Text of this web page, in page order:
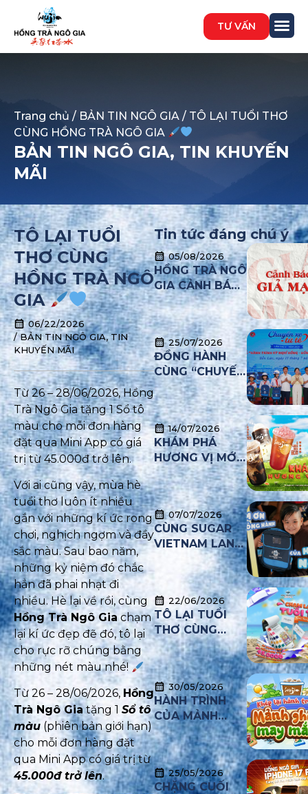
TƯ VẤN
Trang chủ / BẢN TIN NGÔ GIA / TÔ LẠI TUỔI THƠ
CÙNG HỒNG TRÀ NGÔ GIA
BẢN TIN NGÔ GIA, TIN KHUYẾN
MÃI
TÔ LẠI TUỔI
THƠ CÙNG
HỒNG TRÀ NGÔ
GIA
06/22/2026
/ BẢN TIN NGÔ GIA,TIN
KHUYẾN MÃI
Từ 26 – 28/06/2026, Hồng
Trà Ngô Gia tặng 1 Sổ tô
màu cho mỗi đơn hàng
đặt qua Mini App có giá
trị từ 45.000đ trở lên.
Với ai cũng vậy, mùa hè
tuổi thơ luôn ít nhiều
gắn với những kí ức rong
chơi, nghịch ngợm và đầy
sắc màu. Sau bao năm,
những kỷ niệm đó chắc
hẳn đã phai nhạt đi
nhiều. Hè lại về rồi, cùng
Hồng Trà Ngô Gia chạm
lại kí ức đẹp đẽ đó, tô lại
cho rực rỡ chúng bằng
những nét màu nhé!
Từ 26 – 28/06/2026, Hồng
Trà Ngô Giatặng 1 Sổ tô
màu (phiên bản giới hạn)
cho mỗi đơn hàng đặt
qua Mini App có giá trị từ
45.000đ trở lên.
Tin tức đáng chú ý
05/08/2026
HỒNG TRÀ NGÔ
GIA CẢNH BÁO
TÌNH TRẠNG
GIẢ MẠO
THƯƠNG HIỆU
NHẰM TƯ VẤN
NHƯỢNG
QUYỀN VÀ
TUYỂN DỤNG
TRÁI PHÉP
25/07/2026
ĐỒNG HÀNH
CÙNG “CHUYẾN
XE TỬ TẾ”
14/07/2026
KHÁM PHÁ
HƯƠNG VỊ MỚI
THÁNG 7
07/07/2026
CÙNG SUGAR
VIETNAM LAN
TỎA YÊU
THƯƠNG – MÙA
22/06/2026
TÔ LẠI TUỔI
THƠ CÙNG
HỒNG TRÀ NGÔ
GIA
30/05/2026
HÀNH TRÌNH
CỦA MẢNH
GHÉP MAY MẮN
CHÍNH THỨC
KHÉP LẠI
25/05/2026
CHẶNG CUỐI